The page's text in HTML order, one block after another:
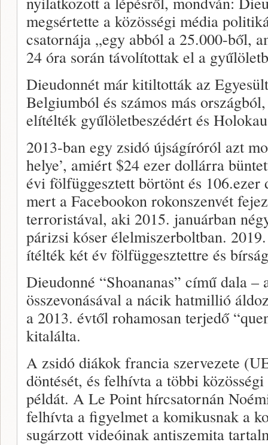
megsértette a közösségi média
csatornája „egy abból a 25.000-ből,
24 óra során távolítottak el a
Dieudonnét már kitiltották az
Belgiumból és számos más
elítélték gyűlöletbeszédért és
2013-ban egy zsidó újságíróról azt
helye’, amiért $24 ezer dollárra
évi fölfüggesztett börtönt és 106.ezer
mert a Facebookon rokonszenvét
terroristával, aki 2015. januárban
párizsi kóser élelmiszerboltban.
ítélték két év fölfüggesztettre és
Dieudonné “Shoananas” című dala –
összevonásával a nácik hatmillió
a 2013. évtől rohamosan terjedő
kitalálta.
A zsidó diákok francia szervezete
döntését, és felhívta a többi
példát. A Le Point hírcsatornán
felhívta a figyelmet a komikusnak a
sugárzott videóinak antiszemita